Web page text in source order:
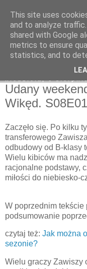
Udany
Wikęd.
Zaczęło się. Po kilku
transferowego
odbudowy od B-klasy
Wielu kibiców ma
racjonalne podstawy,
miłości do niebiesko-
W poprzednim tekście
podsumowanie
czytaj też: Jak można
sezonie?
Wielu graczy Zawiszy
This site uses
and to analyze
shared with Google
metrics to ensure
statistics, and to